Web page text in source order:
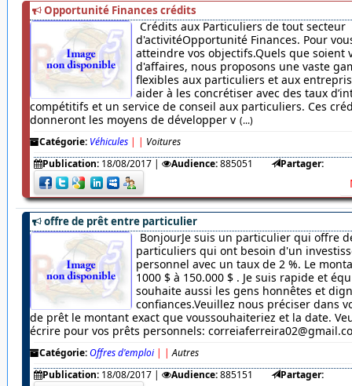
Opportunité Finances crédits
Crédits aux Particuliers de tout secteur
d'activitéOpportunité Finances. Pour
atteindre vos objectifs.Quels que soient
d'affaires, nous proposons une vaste
flexibles aux particuliers et aux
aider à les concrétiser avec des taux
compétitifs et un service de conseil aux particuliers. Ces
donneront les moyens de développer v (...)
Catégorie: Véhicules | | Voitures
Publication: 18/08/2017| Audience:885051 Partager:
offre de prêt entre particulier
BonjourJe suis un particulier qui offre
particuliers qui ont besoin d'un
personnel avec un taux de 2 %. Le
1000 $ à 150.000 $ . Je suis rapide et
souhaite aussi les gens honnêtes et
confiances.Veuillez nous préciser dans
de prêt le montant exact que voussouhaiteriez et la date.
écrire pour vos prêts personnels:
Catégorie:Offres d'emploi | | Autres
Publication: 18/08/2017| Audience:885151 Partager: